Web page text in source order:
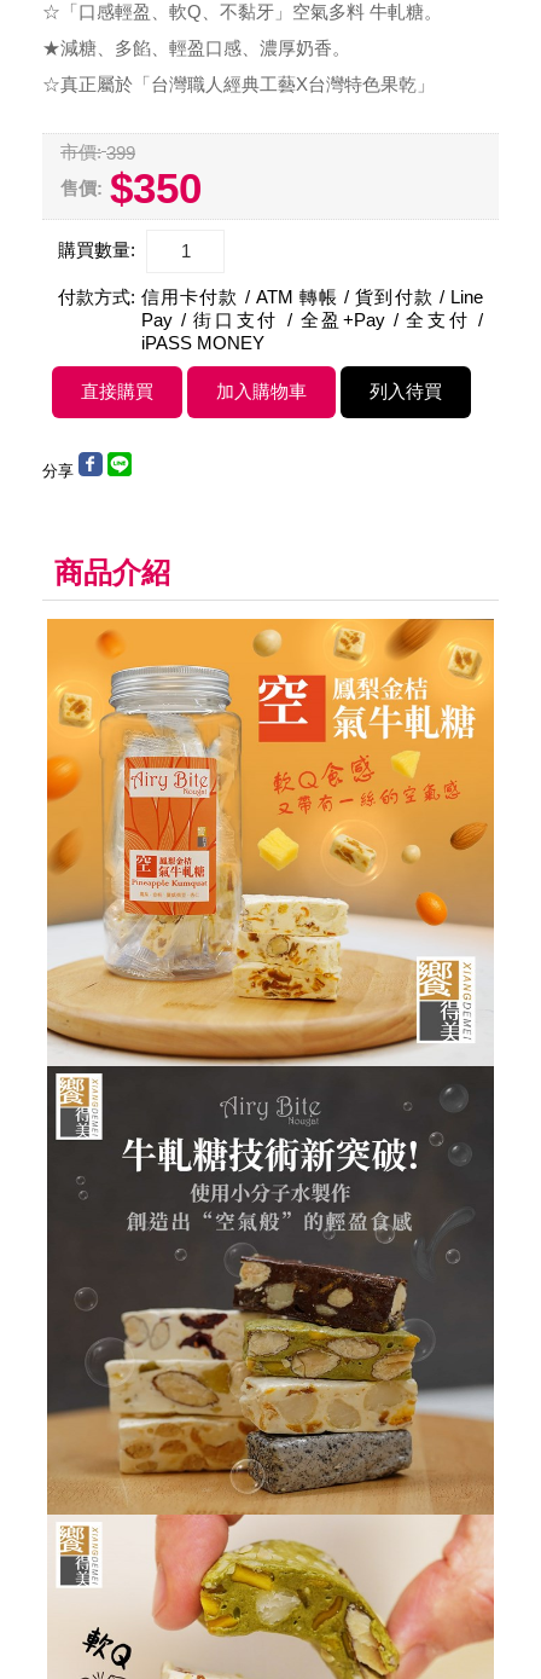
☆「口感輕盈、軟Q、不黏牙」空氣多料 牛軋糖。
★減糖、多餡、輕盈口感、濃厚奶香。
☆真正屬於「台灣職人經典工藝X台灣特色果乾」
市價: 399
售價: $350
購買數量:
付款方式: 信用卡付款 / ATM 轉帳 / 貨到付款 / Line
Pay / 街口支付 / 全盈+Pay / 全支付 /
iPASS MONEY
分享
商品介紹